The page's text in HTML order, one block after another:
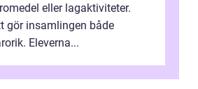
eller lagaktiviteter.
gör insamlingen både
Eleverna...